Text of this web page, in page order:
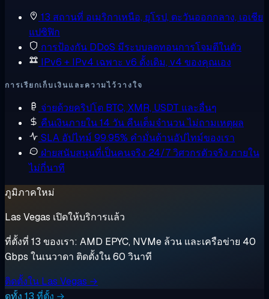
13 สถานที่ อเมริกาเหนือ, ยุโรป, ตะวันออกกลาง, เอเชีย
แปซิฟิก
การป้องกัน DDoS มีระบบลดทอนการโจมตีในตัว
IPv6 + IPv4 เฉพาะ v6 ดั้งเดิม, v4 ของคุณเอง
การเรียกเก็บเงินและความไว้วางใจ
จ่ายด้วยคริปโต BTC, XMR, USDT และอื่นๆ
คืนเงินภายใน 14 วัน คืนเต็มจำนวน ไม่ถามเหตุผล
SLA อัปไทม์ 99.95% คำมั่นด้านอัปไทม์ของเรา
ฝ่ายสนับสนุนที่เป็นคนจริง 24/7วิศวกรตัวจริง ภายใน
ไม่กี่นาที
ภูมิภาคใหม่
Las Vegas เปิดให้บริการแล้ว
ที่ตั้งที่ 13 ของเรา: AMD EPYC, NVMe ล้วน และเครือข่าย 40
Gbps ในเนวาดา ติดตั้งใน 60 วินาที
ติดตั้งใน Las Vegas →
ดูทั้ง 13 ที่ตั้ง →